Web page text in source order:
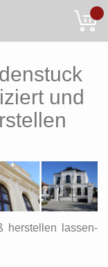
und
herstellen lassen-